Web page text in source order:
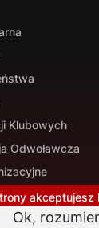
Klubowych
Odwoławcza
akceptujesz
Ok,